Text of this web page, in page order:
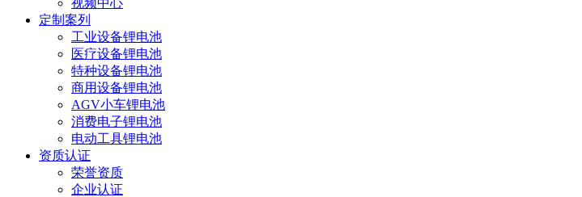
定制案列
工业设备锂电池
医疗设备锂电池
特种设备锂电池
商用设备锂电池
AGV小车锂电池
消费电子锂电池
电动工具锂电池
资质认证
荣誉资质
企业认证